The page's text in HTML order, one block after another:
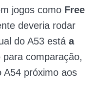
jogos como Free
deveria rodar
do A53 está a
para comparação,
A54 próximo aos